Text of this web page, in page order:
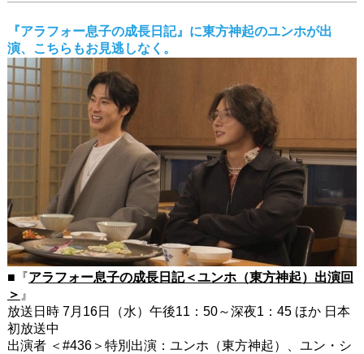
『アラフォー息子の成長日記』に東方神起のユンホが出
演、こちらもお見逃しなく。
■『アラフォー息子の成長日記＜ユンホ（東方神起）出演回
＞ 』
放送日時 7月16日（水）午後11：50～深夜1：45 ほか 日本
初放送中
出演者 ＜#436＞特別出演：ユンホ（東方神起）、ユン・シ